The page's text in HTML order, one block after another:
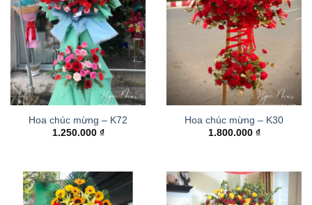
Hoa chúc mừng – K72
1.250.000 ₫
Hoa chúc mừng – K30
1.800.000 ₫